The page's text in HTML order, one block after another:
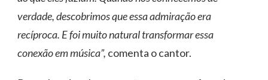
verdade, descobrimos que essa admiração era
recíproca. E foi muito natural transformar essa
conexão em música”, comenta o cantor.